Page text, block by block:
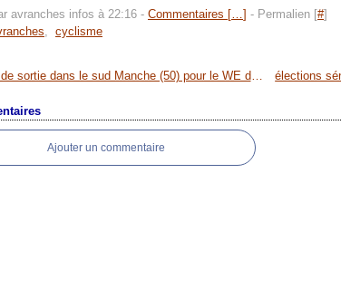
avranches infos à 22:16 - Commentaires […] - Permalien [#]
, cyclisme
idées de sortie dans le sud Manche (50) pour le WE des 6, 7 8 mai 2011
Ajouter un commentaire